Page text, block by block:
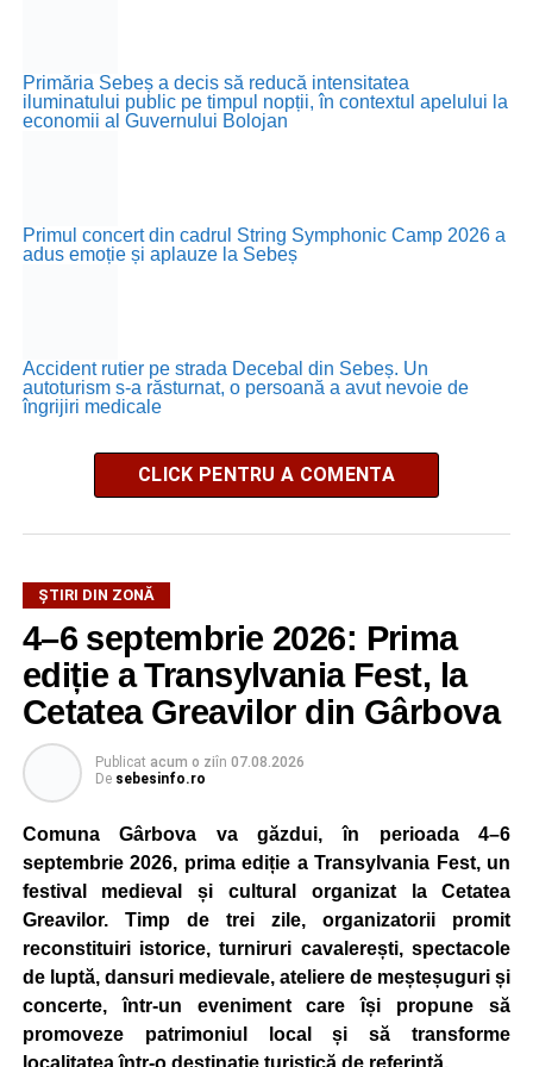
Primăria Sebeș a decis să reducă intensitatea
iluminatului public pe timpul nopții, în contextul apelului la
economii al Guvernului Bolojan
Primul concert din cadrul String Symphonic Camp 2026 a
adus emoție și aplauze la Sebeș
Accident rutier pe strada Decebal din Sebeș. Un
autoturism s-a răsturnat, o persoană a avut nevoie de
îngrijiri medicale
CLICK PENTRU A COMENTA
ȘTIRI DIN ZONĂ
4–6 septembrie 2026: Prima
ediție a Transylvania Fest, la
Cetatea Greavilor din Gârbova
Publicat acum o ziîn 07.08.2026
De sebesinfo.ro
Comuna Gârbova va găzdui, în perioada 4–6
septembrie 2026, prima ediție a Transylvania Fest, un
festival medieval și cultural organizat la Cetatea
Greavilor. Timp de trei zile, organizatorii promit
reconstituiri istorice, turniruri cavalerești, spectacole
de luptă, dansuri medievale, ateliere de meșteșuguri și
concerte, într-un eveniment care își propune să
promoveze patrimoniul local și să transforme
localitatea într-o destinație turistică de referință.